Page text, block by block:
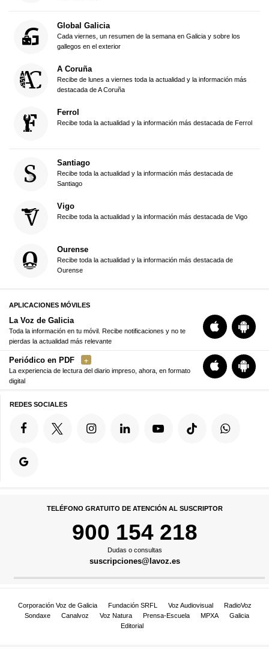
Global Galicia
Cada viernes, un resumen de la semana en Galicia y sobre los
gallegos en el exterior
A Coruña
Recibe de lunes a viernes toda la actualidad y la información más
destacada de A Coruña
Ferrol
Recibe toda la actualidad y la información más destacada de Ferrol
Santiago
Recibe toda la actualidad y la información más destacada de
Santiago
Vigo
Recibe toda la actualidad y la información más destacada de Vigo
Ourense
Recibe toda la actualidad y la información más destacada de
Ourense
APLICACIONES MÓVILES
La Voz de Galicia
Toda la información en tu móvil. Recibe notificaciones y no te
pierdas la actualidad más relevante
Periódico en PDF
La experiencia de lectura del diario impreso, ahora, en formato
digital
REDES SOCIALES
TELÉFONO GRATUITO DE ATENCIÓN AL SUSCRIPTOR
900 154 218
Dudas o consultas
suscripciones@lavoz.es
Corporación Voz de Galicia Fundación SRFL Voz Audiovisual
RadioVoz
Sondaxe
Canalvoz Voz Natura Prensa-Escuela MPXA
Galicia
Editorial